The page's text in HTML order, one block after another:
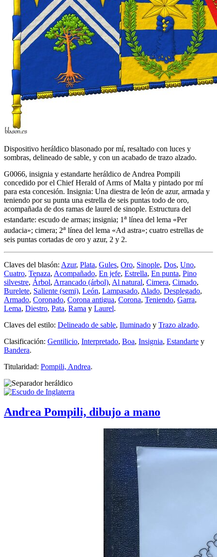
Dispositivo heráldico blasonado por mí, resaltado con luces y
sombras, delineado de sable, y con un acabado de trazo alzado.
G0066, insignia y estandarte heráldico de Andrea Pompili
concedido por el Chief Herald of Arms of Malta y pintado por mí
para esta concesión. Insignia: Una diestra de león de azur, armada y
teniendo por su punta una estrella de seis puntas todo de oro,
acompañada de dos ramas de laurel de sinople. Estructura del
estandarte: escudo de armas; insignia; 1 a línea del lema «Per
audacia»; cimera; 2a línea del lema «Ad astra»; cuatro estrellas de
seis puntas cortadas de oro y azur, 2 y 2.
Claves del blasón: Azur, Plata, Gules, Oro, Sinople, Dos, Uno,
Cuatro, Tenaza, Acompañado, En jefe, Estrella, En punta, Pino
silvestre, Árbol, Arrancado (árbol), Al natural, Cimera, Cimado,
Burelete, Saliente (semi), León, Lampasado, Alado, Desplegado,
Armado, Coronado, Corona antigua, Corona, Teniendo, Garra,
Lema, Diestro, Pata, Rama y Laurel.
Claves del estilo: Delineado de sable, Iluminado y Trazo alzado.
Clasificación: Gentilicio, Interpretado, Boa, Insignia, Estandarte y
Bandera.
Titularidad: Pompili, Andrea.
Andrea Pompili, dibujo a mano